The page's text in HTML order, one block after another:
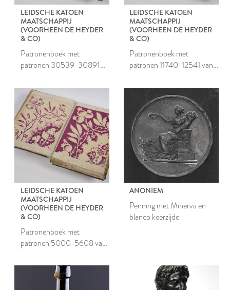
LEIDSCHE KATOEN
MAATSCHAPPIJ
(VOORHEEN DE HEYDER
& CO)
Patronenboek met
patronen 30539-30891
Maatschappij
LEIDSCHE KATOEN
MAATSCHAPPIJ
(VOORHEEN DE HEYDER
& CO)
Patronenboek met
patronen 11740-12541 van
Maatschappij
LEIDSCHE KATOEN
MAATSCHAPPIJ
(VOORHEEN DE HEYDER
& CO)
Patronenboek met
patronen 5000-5608 van
Maatschappij
ANONIEM
Penning met Minerva en
blanco keerzijde